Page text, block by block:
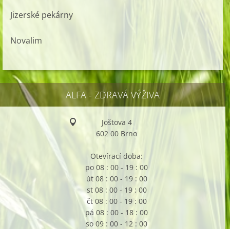
Jizerské pekárny
Novalim
ALFA - ZDRAVÁ VÝŽIVA
Joštova 4
602 00 Brno
Otevírací doba:
po 08 : 00 - 19 : 00
út 08 : 00 - 19 : 00
st 08 : 00 - 19 : 00
čt 08 : 00 - 19 : 00
pá 08 : 00 - 18 : 00
so 09 : 00 - 12 : 00